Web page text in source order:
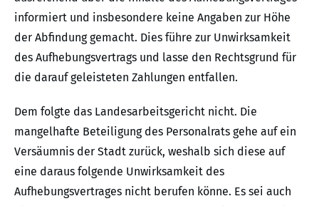
informiert und insbesondere keine Angaben zur Höhe
der Abfindung gemacht. Dies führe zur Unwirksamkeit
des Aufhebungsvertrags und lasse den Rechtsgrund für
die darauf geleisteten Zahlungen entfallen.
Dem folgte das Landesarbeitsgericht nicht. Die
mangelhafte Beteiligung des Personalrats gehe auf ein
Versäumnis der Stadt zurück, weshalb sich diese auf
eine daraus folgende Unwirksamkeit des
Aufhebungsvertrages nicht berufen könne. Es sei auch